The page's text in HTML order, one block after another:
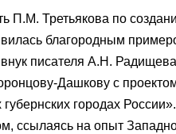
П.М. Третьякова по
благородным
писателя А.Н.
Дашкову с
городах
ссылаясь на опыт